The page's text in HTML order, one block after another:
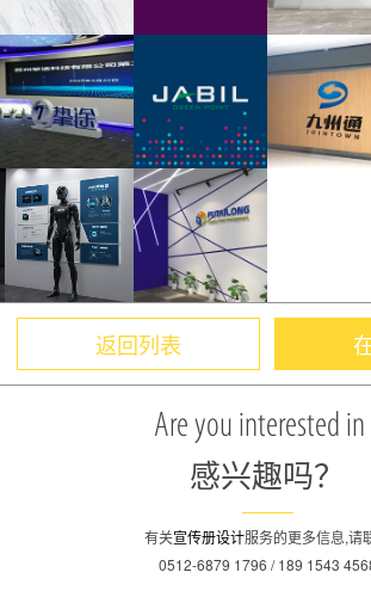
返回列表
Are you interested in
感兴趣吗？
有关宣传册设计服务的更多信息,请
0512-6879 1796 / 189 1543